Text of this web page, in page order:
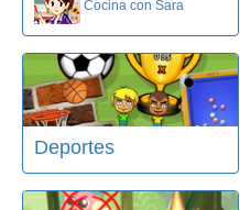
Cocina con Sara
Deportes